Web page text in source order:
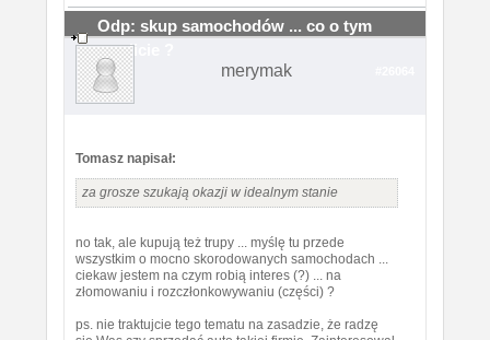
Odp: skup samochodów ... co o tym
myslicie ?
merymak
Tomasz napisał:
za grosze szukają okazji w idealnym stanie
no tak, ale kupują też trupy ... myślę tu przede
wszystkim o mocno skorodowanych samochodach ...
ciekaw jestem na czym robią interes (?) ... na
złomowaniu i rozczłonkowywaniu (części) ?
ps. nie traktujcie tego tematu na zasadzie, że radzę